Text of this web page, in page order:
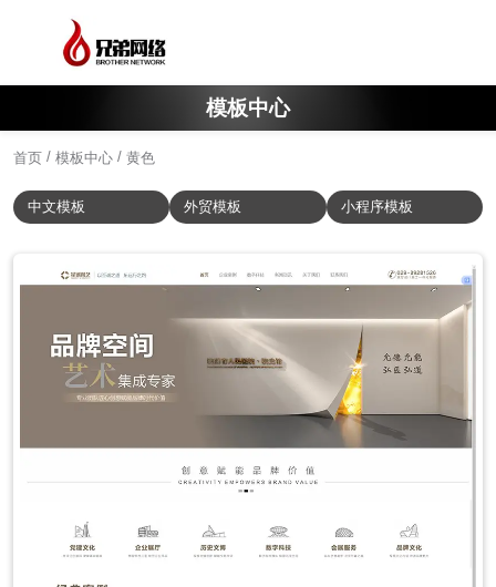
模板中心
首页 / 模板中心 / 黄色
中文模板 外贸模板 小程序模板